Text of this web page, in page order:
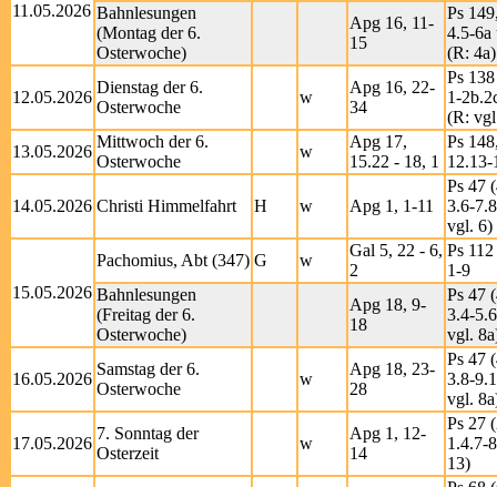
11.05.2026 Bahnlesungen
(Montag der 6.
Osterwoche)
Apg 16, 11-
15
Ps
4.5-6a
(R: 4a)
12.05.2026
Dienstag der 6.
Osterwoche
w
Apg 16, 22-
34
Ps
1-
(R:
13.05.2026
Mittwoch der 6.
Osterwoche
w
Apg 17,
15.22 - 18, 1
Ps
12.13-
14.05.2026 Christi Himmelfahrt H w Apg 1, 1-11
Ps 47
3.6-
vgl. 6)
15.05.2026
Pachomius, Abt (347) G w
Gal 5, 22 - 6,
2
Ps
1-9
Bahnlesungen
(Freitag der 6.
Osterwoche)
Apg 18, 9-
18
Ps 47
3.4-
vgl.
16.05.2026
Samstag der 6.
Osterwoche
w
Apg 18, 23-
28
Ps 47
3.8-
vgl.
17.05.2026
7. Sonntag der
Osterzeit
w
Apg 1, 12-
14
Ps 27
1.4.7-
13)